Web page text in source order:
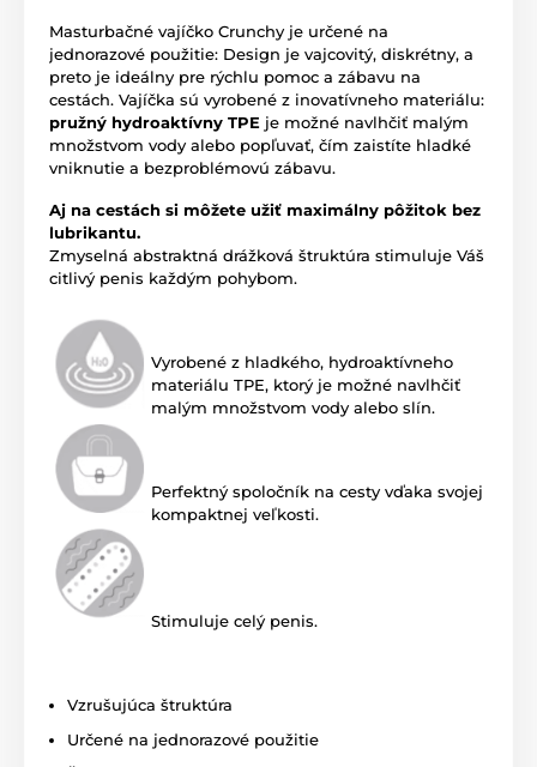
Masturbačné vajíčko Crunchy je určené na
jednorazové použitie: Design je vajcovitý, diskrétny, a
preto je ideálny pre rýchlu pomoc a zábavu na
cestách. Vajíčka sú vyrobené z inovatívneho materiálu:
pružný hydroaktívny TPE je možné navlhčiť malým
množstvom vody alebo popľuvať, čím zaistíte hladké
vniknutie a bezproblémovú zábavu.
Aj na cestách si môžete užiť maximálny pôžitok bez
lubrikantu.
Zmyselná abstraktná drážková štruktúra stimuluje Váš
citlivý penis každým pohybom.
Vyrobené z hladkého, hydroaktívneho
materiálu TPE, ktorý je možné navlhčiť
malým množstvom vody alebo slín.
Perfektný spoločník na cesty vďaka svojej
kompaktnej veľkosti.
Stimuluje celý penis.
Vzrušujúca štruktúra
Určené na jednorazové použitie